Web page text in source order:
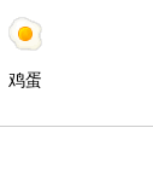
鸡蛋